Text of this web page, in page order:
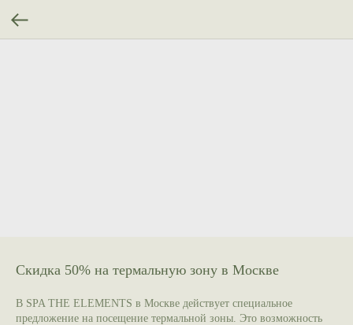
Скидка 50% на термальную зону в Москве
В SPA THE ELEMENTS в Москве действует специальное
предложение на посещение термальной зоны. Это возможность